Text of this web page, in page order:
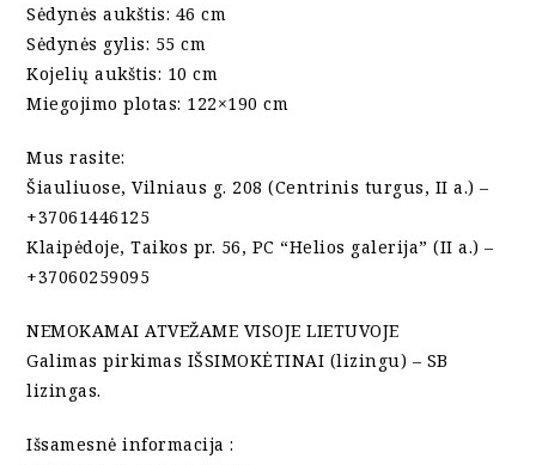
Sėdynės aukštis: 46 cm
Sėdynės gylis: 55 cm
Kojelių aukštis: 10 cm
Miegojimo plotas: 122×190 cm
Mus rasite:
Šiauliuose, Vilniaus g. 208 (Centrinis turgus, II a.) –
+37061446125
Klaipėdoje, Taikos pr. 56, PC “Helios galerija” (II a.) –
+37060259095
NEMOKAMAI ATVEŽAME VISOJE LIETUVOJE
Galimas pirkimas IŠSIMOKĖTINAI (lizingu) – SB
lizingas.
Išsamesnė informacija :